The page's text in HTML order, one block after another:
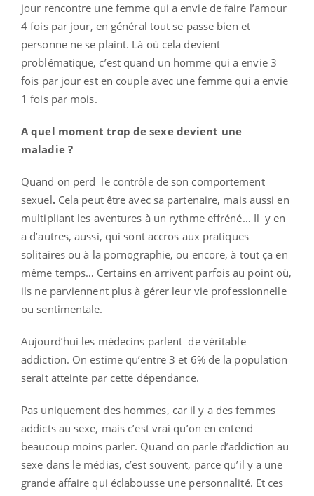
jour rencontre une femme qui a envie de faire l’amour
4 fois par jour, en général tout se passe bien et
personne ne se plaint. Là où cela devient
problématique, c’est quand un homme qui a envie 3
fois par jour est en couple avec une femme qui a envie
1 fois par mois.
A quel moment trop de sexe devient une
maladie ?
Quand on perd le contrôle de son comportement
sexuel. Cela peut être avec sa partenaire, mais aussi en
multipliant les aventures à un rythme effréné… Il y en
a d’autres, aussi, qui sont accros aux pratiques
solitaires ou à la pornographie, ou encore, à tout ça en
même temps… Certains en arrivent parfois au point où,
ils ne parviennent plus à gérer leur vie professionnelle
ou sentimentale.
Aujourd’hui les médecins parlent de véritable
addiction. On estime qu’entre 3 et 6% de la population
serait atteinte par cette dépendance.
Pas uniquement des hommes, car il y a des femmes
addicts au sexe, mais c’est vrai qu’on en entend
beaucoup moins parler. Quand on parle d’addiction au
sexe dans le médias, c’est souvent, parce qu’il y a une
grande affaire qui éclabousse une personnalité. Et ces